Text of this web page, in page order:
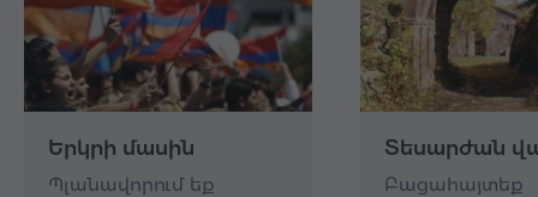
Երկրի մասին
Պլանավորում եք
Տեսարժան
Բացահայտեք